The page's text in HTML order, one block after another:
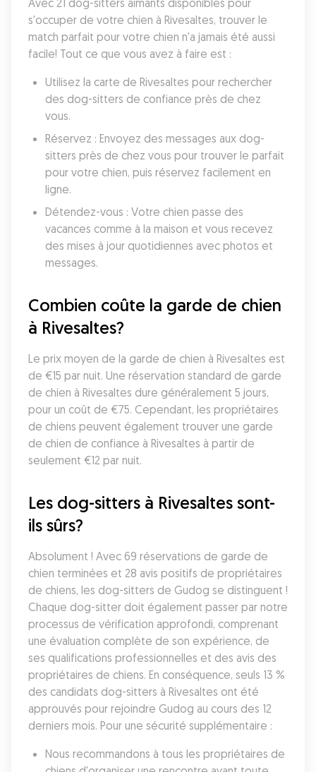
Avec 21 dog-sitters aimants disponibles pour
s'occuper de votre chien à Rivesaltes, trouver le
match parfait pour votre chien n'a jamais été aussi
facile! Tout ce que vous avez à faire est :
Utilisez la carte de Rivesaltes pour rechercher
des dog-sitters de confiance près de chez
vous.
Réservez : Envoyez des messages aux dog-
sitters près de chez vous pour trouver le parfait
pour votre chien, puis réservez facilement en
ligne.
Détendez-vous : Votre chien passe des
vacances comme à la maison et vous recevez
des mises à jour quotidiennes avec photos et
messages.
Combien coûte la garde de chien
à Rivesaltes?
Le prix moyen de la garde de chien à Rivesaltes est
de €15 par nuit. Une réservation standard de garde
de chien à Rivesaltes dure généralement 5 jours,
pour un coût de €75. Cependant, les propriétaires
de chiens peuvent également trouver une garde
de chien de confiance à Rivesaltes à partir de
seulement €12 par nuit.
Les dog-sitters à Rivesaltes sont-
ils sûrs?
Absolument ! Avec 69 réservations de garde de
chien terminées et 28 avis positifs de propriétaires
de chiens, les dog-sitters de Gudog se distinguent !
Chaque dog-sitter doit également passer par notre
processus de vérification approfondi, comprenant
une évaluation complète de son expérience, de
ses qualifications professionnelles et des avis des
propriétaires de chiens. En conséquence, seuls 13 %
des candidats dog-sitters à Rivesaltes ont été
approuvés pour rejoindre Gudog au cours des 12
derniers mois. Pour une sécurité supplémentaire :
Nous recommandons à tous les propriétaires de